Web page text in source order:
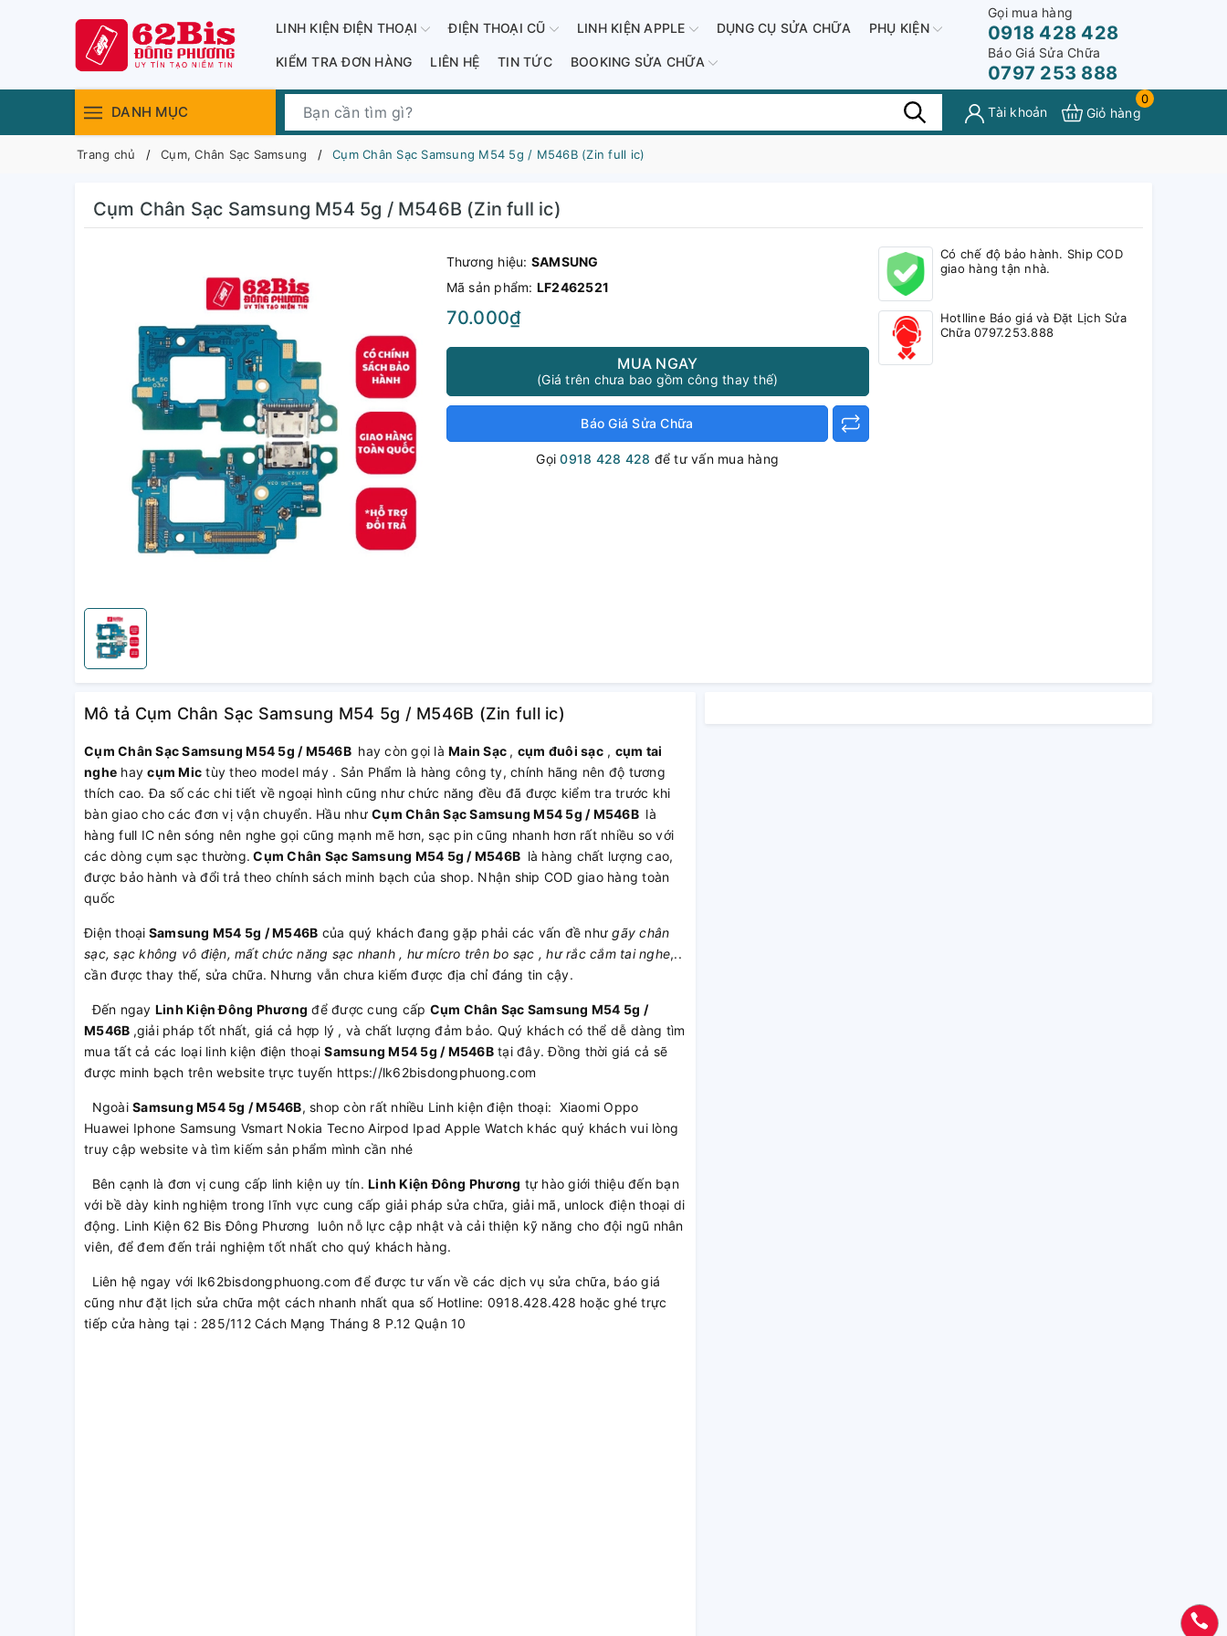
LINH KIỆN ĐIỆN THOẠI ĐIỆN THOẠI CŨ LINH KIỆN APPLE DỤNG CỤ SỬA CHỮA PHỤ KIỆN
KIỂM TRA ĐƠN HÀNG LIÊN HỆ TIN TỨC BOOKING SỬA CHỮA
Gọi mua hàng
0918 428 428
Báo Giá Sửa Chữa
0797 253 888
DANH MỤC Tài khoản
0
Giỏ hàng
Trang chủ Cụm, Chân Sạc Samsung Cụm Chân Sạc Samsung M54 5g / M546B (Zin full ic)
Cụm Chân Sạc Samsung M54 5g / M546B (Zin full ic)
Thương hiệu: SAMSUNG
Mã sản phẩm: LF2462521
70.000₫
MUA NGAY
(Giá trên chưa bao gồm công thay thế)
Báo Giá Sửa Chữa
Gọi0918 428 428 để tư vấn mua hàng
Có chế độ bảo hành. Ship COD
giao hàng tận nhà.
Hotlline Báo giá và Đặt Lịch Sửa
Chữa 0797.253.888
Mô tả Cụm Chân Sạc Samsung M54 5g / M546B (Zin full ic)
Cụm Chân Sạc Samsung M54 5g / M546B hay còn gọi là Main Sạc , cụm đuôi sạc, cụm tai
nghe haycụm Mic tùy theo model máy . Sản Phẩm là hàng công ty, chính hãng nên độ tương
thích cao. Đa số các chi tiết về ngoại hình cũng như chức năng đều đã được kiểm tra trước khi
bàn giao cho các đơn vị vận chuyển. Hầu như Cụm Chân Sạc Samsung M54 5g / M546B là
hàng full IC nên sóng nên nghe gọi cũng mạnh mẽ hơn, sạc pin cũng nhanh hơn rất nhiều so với
các dòng cụm sạc thường. Cụm Chân Sạc Samsung M54 5g / M546B là hàng chất lượng cao,
được bảo hành và đổi trả theo chính sách minh bạch của shop. Nhận ship COD giao hàng toàn
quốc
Điện thoại Samsung M54 5g / M546B của quý khách đang gặp phải các vấn đề nhưgãy chân
sạc, sạc không vô điện, mất chức năng sạc nhanh , hư mícro trên bo sạc , hư rắc cắm tai nghe,..
cần được thay thế, sửa chữa. Nhưng vẫn chưa kiếm được địa chỉ đáng tin cậy.
Đến ngay Linh Kiện Đông Phương để được cung cấp Cụm Chân Sạc Samsung M54 5g /
M546B ,giải pháp tốt nhất, giá cả hợp lý , và chất lượng đảm bảo. Quý khách có thể dễ dàng tìm
mua tất cả các loại linh kiện điện thoạiSamsung M54 5g / M546Btại đây. Đồng thời giá cả sẽ
được minh bạch trên website trực tuyến https://lk62bisdongphuong.com
Ngoài Samsung M54 5g / M546B, shop còn rất nhiều Linh kiện điện thoại: Xiaomi Oppo
Huawei Iphone Samsung Vsmart Nokia Tecno Airpod Ipad Apple Watch khác quý khách vui lòng
truy cập website và tìm kiếm sản phẩm mình cần nhé
Bên cạnh là đơn vị cung cấp linh kiện uy tín. Linh Kiện Đông Phương tự hào giới thiệu đến bạn
với bề dày kinh nghiệm trong lĩnh vực cung cấp giải pháp sửa chữa, giải mã, unlock điện thoại di
động. Linh Kiện 62 Bis Đông Phương luôn nỗ lực cập nhật và cải thiện kỹ năng cho đội ngũ nhân
viên, để đem đến trải nghiệm tốt nhất cho quý khách hàng.
Liên hệ ngay với lk62bisdongphuong.com để được tư vấn về các dịch vụ sửa chữa, báo giá
cũng như đặt lịch sửa chữa một cách nhanh nhất qua số Hotline: 0918.428.428 hoặc ghé trực
tiếp cửa hàng tại : 285/112 Cách Mạng Tháng 8 P.12 Quận 10